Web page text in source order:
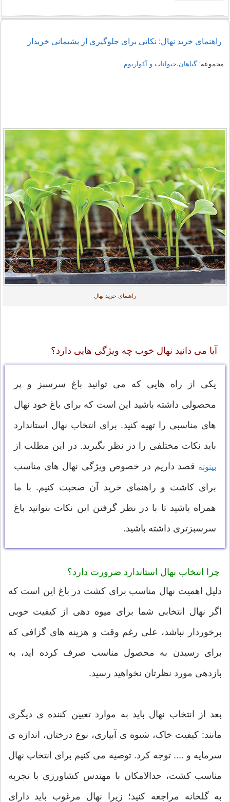
راهنمای خرید نهال: نکاتی برای جلوگیری از پشیمانی خریدار
مجموعه:گیاهان،حیوانات و آکواریوم
راهنمای خرید نهال
آیا می دانید نهال خوب چه ویژگی هایی دارد؟
یکی از راه هایی که می توانید باغ سرسبز و پر
محصولی داشته باشید این است که برای باغ خود نهال
های مناسبی را تهیه کنید. برای انتخاب نهال استاندارد
باید نکات مختلفی را در نظر بگیرید. در این مطلب از
بیتوته قصد داریم در خصوص ویژگی نهال های مناسب
برای کاشت و راهنمای خرید آن صحبت کنیم. با ما
همراه باشید تا با در نظر گرفتن این نکات بتوانید باغ
سرسبزتری داشته باشید.
چرا انتخاب نهال استاندارد ضرورت دارد؟
دلیل اهمیت نهال مناسب برای کشت در باغ این است که
اگر نهال انتخابی شما برای میوه دهی از کیفیت خوبی
برخوردار نباشد، علی رغم وقت و هزینه های گزافی که
برای رسیدن به محصول مناسب صرف کرده اید، به
بازدهی مورد نظرتان نخواهید رسید.
بعد از انتخاب نهال باید به موارد تعیین کننده ی دیگری
مانند: کیفیت خاک، شیوه ی آبیاری، نوع درختان، اندازه ی
سرمایه و .... توجه کرد. توصیه می کنیم برای انتخاب نهال
مناسب کشت، حدالامکان با مهندس کشاورزی با تجربه
به گلخانه مراجعه کنید؛ زیرا نهال مرغوب باید دارای